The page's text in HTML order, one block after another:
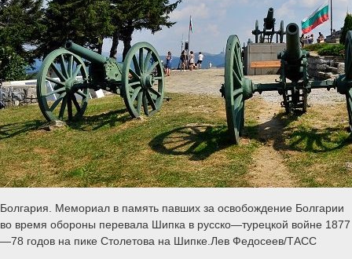
Болгария. Мемориал в память павших за освобождение Болгарии
во время обороны перевала Шипка в русско—турецкой войне 1877
—78 годов на пике Столетова на Шипке.Лев Федосеев/ТАСС